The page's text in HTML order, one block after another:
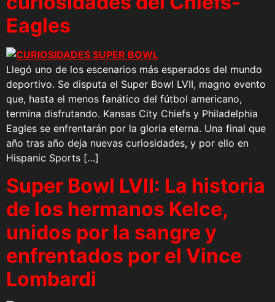
Eagles
Llegó uno de los escenarios más esperados del mundo
deportivo. Se disputa el Super Bowl LVII, magno evento
que, hasta el menos fanático del fútbol americano,
termina disfrutando. Kansas City Chiefs y Philadelphia
Eagles se enfrentarán por la gloria eterna. Una final que
año tras año deja nuevas curiosidades, y por ello en
Hispanic Sports […]
Super Bowl LVII: La historia
de los hermanos Kelce,
unidos por la sangre y
enfrentados por el Vince
Lombardi